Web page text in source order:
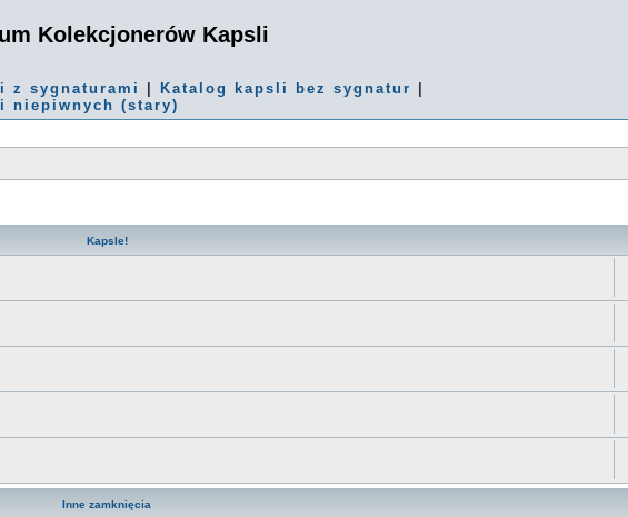
Kolekcjonerów Kapsli
z sygnaturami Katalog kapsli bez sygnatur
niepiwnych (stary)
Kapsle!
Inne zamknięcia